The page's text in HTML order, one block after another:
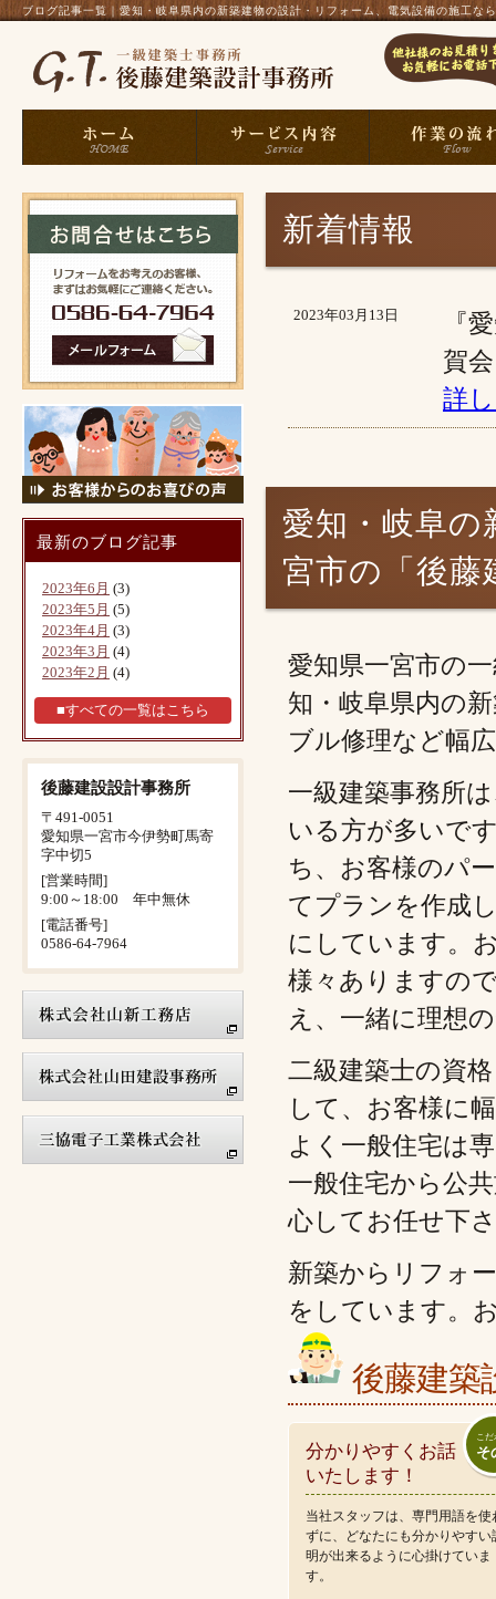
ブログ記事一覧｜愛知・岐阜県内の新築建物の設計・リフォーム、電気設備の施工な
新着情報
2023年03月13日
『
賀
詳
愛知・岐阜の
宮市の「後藤
愛知県一宮市の
知・岐阜県内の
ブル修理など幅
一級建築事務所
いる方が多いで
ち、お客様のパ
てプランを作成
にしています。
様々ありますの
え、一緒に理想
二級建築士の資
して、お客様に
よく一般住宅は
一般住宅から公
心してお任せ下
新築からリフォ
をしています。
後藤建築
こだ
そ
分かりやすくお話
いたします！
当社スタッフは、専門用語を使
ずに、どなたにも分かりやすい
明が出来るように心掛けていま
す。
最新のブログ記事
2023年6月 (3)
2023年5月 (5)
2023年4月 (3)
2023年3月 (4)
2023年2月 (4)
■すべての一覧はこちら
後藤建設設計事務所
〒491-0051
愛知県一宮市今伊勢町馬寄
字中切5
[営業時間]
9:00～18:00 年中無休
[電話番号]
0586-64-7964